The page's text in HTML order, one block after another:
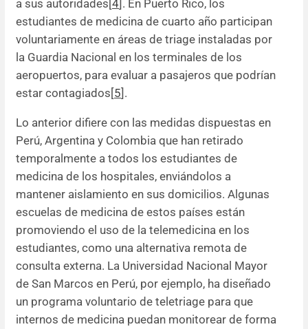
a sus autoridades[ 4 ]. En Puerto Rico, los
estudiantes de medicina de cuarto año participan
voluntariamente en áreas de triage instaladas por
la Guardia Nacional en los terminales de los
aeropuertos, para evaluar a pasajeros que podrían
estar contagiados[5].
Lo anterior difiere con las medidas dispuestas en
Perú, Argentina y Colombia que han retirado
temporalmente a todos los estudiantes de
medicina de los hospitales, enviándolos a
mantener aislamiento en sus domicilios. Algunas
escuelas de medicina de estos países están
promoviendo el uso de la telemedicina en los
estudiantes, como una alternativa remota de
consulta externa. La Universidad Nacional Mayor
de San Marcos en Perú, por ejemplo, ha diseñado
un programa voluntario de teletriage para que
internos de medicina puedan monitorear de forma